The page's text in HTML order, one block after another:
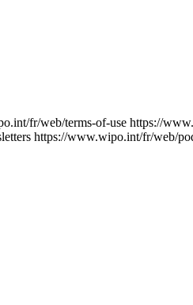
fr/web/terms-of-use https://
https://www.wipo.int/fr/web/